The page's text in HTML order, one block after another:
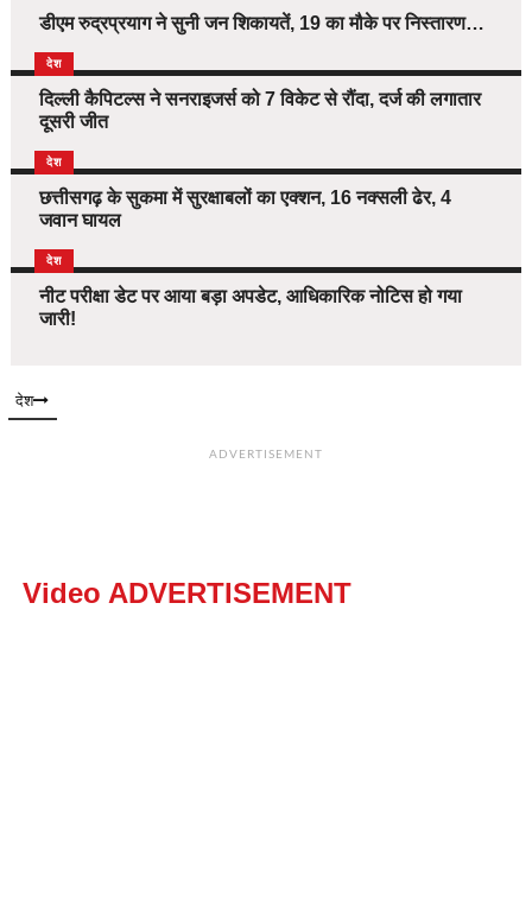
डीएम रुद्रप्रयाग ने सुनी जन शिकायतें, 19 का मौके पर निस्तारण…
देश
दिल्ली कैपिटल्स ने सनराइजर्स को 7 विकेट से रौंदा, दर्ज की लगातार
दूसरी जीत
देश
छत्तीसगढ़ के सुकमा में सुरक्षाबलों का एक्शन, 16 नक्सली ढेर, 4
जवान घायल
देश
नीट परीक्षा डेट पर आया बड़ा अपडेट, आधिकारिक नोटिस हो गया
जारी!
देश
ADVERTISEMENT
Video ADVERTISEMENT